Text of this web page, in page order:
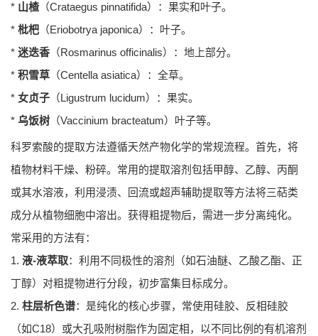
* 山楂（Crataegus pinnatifida）：果实和叶子。
* 枇杷 （Eriobotrya japonica）：叶子。
* 迷迭香 （Rosmarinus officinalis）：地上部分。
* 积雪草 （Centella asiatica）：全草。
* 女贞子 （Ligustrum lucidum）：果实。
* 乌饭树 （Vaccinium bracteatum）叶子等。
科罗索酸的提取方法遵循天然产物化学的常规流程。首先，将
植物材料干燥、粉碎。常用的提取溶剂包括甲醇、乙醇、丙酮
或其水溶液，利用浸渍、回流或超声辅助提取等方法将三萜类
成分从植物细胞中溶出。获得粗提物后，需进一步分离纯化。
常采用的方法有：
1. 液-液萃取：利用不同极性的溶剂（如石油醚、乙酸乙酯、正
丁醇）对粗提物进行分段，初步富集目标成分。
2. 柱层析色谱：是纯化的核心步骤，常使用硅胶、反相硅胶
（如C18）或大孔吸附树脂作为固定相，以不同比例的有机溶剂